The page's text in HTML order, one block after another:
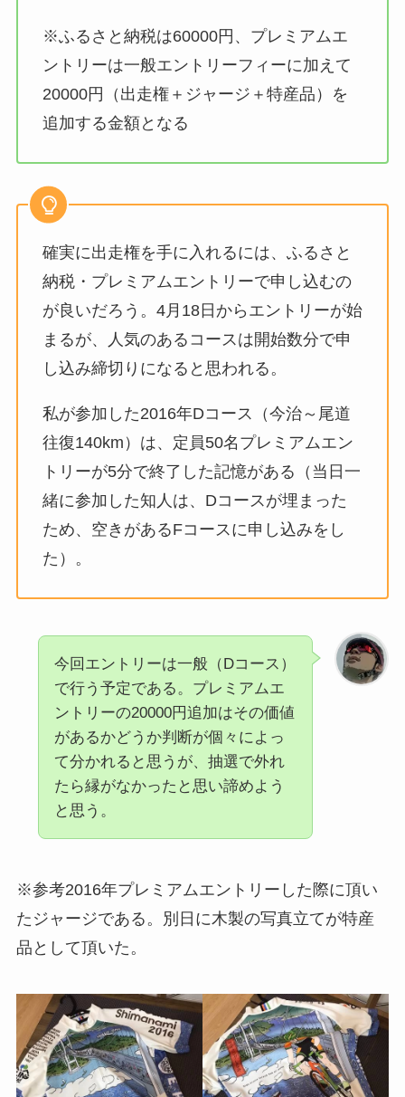
※ふるさと納税は60000円、プレミアムエ
ントリーは一般エントリーフィーに加えて
20000円（出走権＋ジャージ＋特産品）を
追加する金額となる
確実に出走権を手に入れるには、ふるさと
納税・プレミアムエントリーで申し込むの
が良いだろう。4月18日からエントリーが始
まるが、人気のあるコースは開始数分で申
し込み締切りになると思われる。
私が参加した2016年Dコース（今治～尾道
往復140km）は、定員50名プレミアムエン
トリーが5分で終了した記憶がある（当日一
緒に参加した知人は、Dコースが埋まった
ため、空きがあるFコースに申し込みをし
た）。
今回エントリーは一般（Dコース）
で行う予定である。プレミアムエ
ントリーの20000円追加はその価値
があるかどうか判断が個々によっ
て分かれると思うが、抽選で外れ
たら縁がなかったと思い諦めよう
と思う。
※参考2016年プレミアムエントリーした際に頂い
たジャージである。別日に木製の写真立てが特産
品として頂いた。